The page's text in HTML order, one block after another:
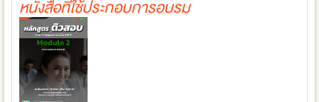
หนังสือที่ใช้ประกอบการอบรม